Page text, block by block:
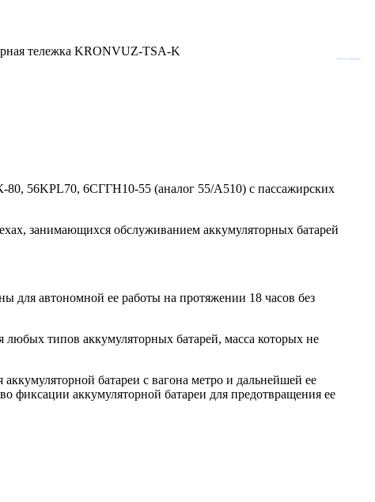
тележка KRONVUZ-TSA-K
80, 56KPL70, 6СГГН10-55 (аналог 55/A510) с пассажирских
занимающихся обслуживанием аккумуляторных батарей
для автономной ее работы на протяжении 18 часов без
любых типов аккумуляторных батарей, масса которых не
батареи с вагона метро и дальнейшей ее
фиксации аккумуляторной батареи для предотвращения ее